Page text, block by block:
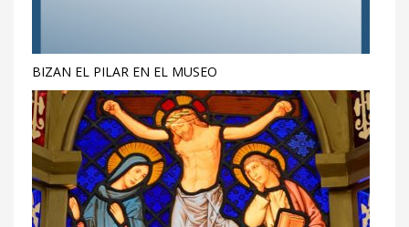
BIZAN EL PILAR EN EL MUSEO